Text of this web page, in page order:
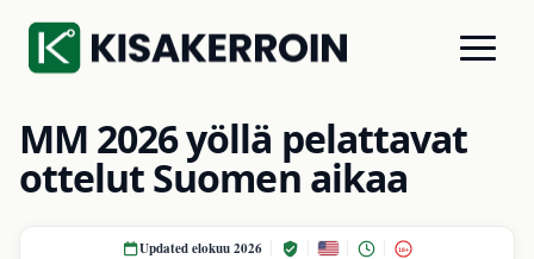
MM 2026 yöllä pelattavat
ottelut Suomen aikaa
Updated elokuu 2026 18+